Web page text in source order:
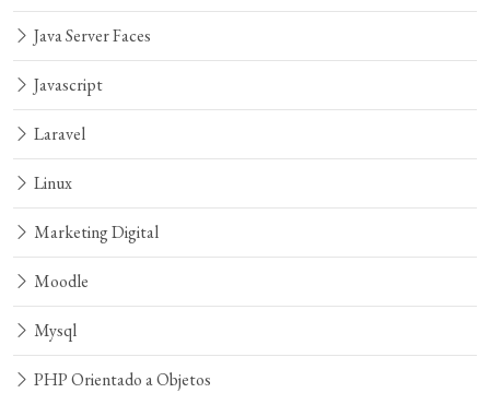
Java Server Faces
Javascript
Laravel
Linux
Marketing Digital
Moodle
Mysql
PHP Orientado a Objetos